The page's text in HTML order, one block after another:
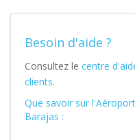
Besoin d'aide ?
Consultez le centre
clients.
Que savoir sur
Barajas :